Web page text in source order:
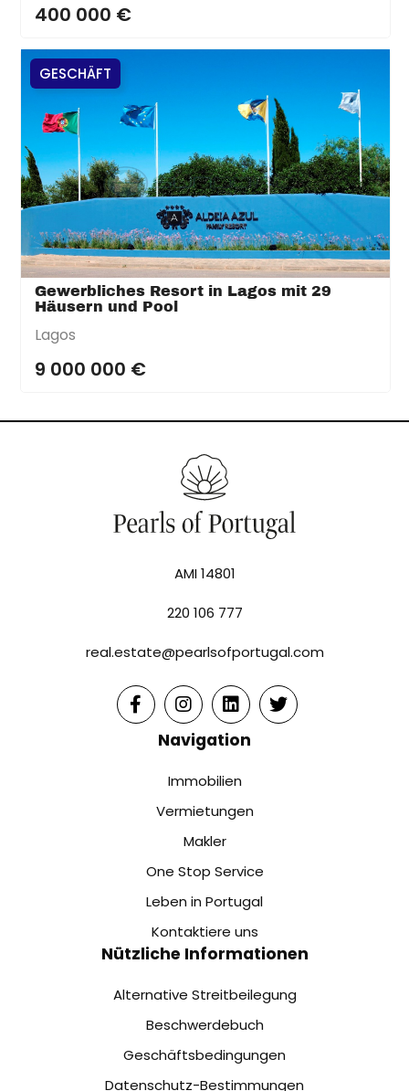
400 000 €
GESCHÄFT
Gewerbliches Resort in Lagos mit 29
Häusern und Pool
Lagos
9 000 000 €
AMI 14801
220 106 777
real.estate@pearlsofportugal.com
Navigation
Immobilien
Vermietungen
Makler
One Stop Service
Leben in Portugal
Kontaktiere uns
Nützliche Informationen
Alternative Streitbeilegung
Beschwerdebuch
Geschäftsbedingungen
Datenschutz-Bestimmungen